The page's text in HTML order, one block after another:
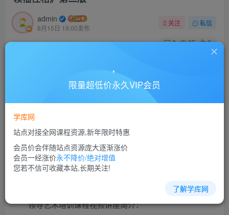
admin
8月15日 19:00发布
关注 私信
0 35 0
此内容为付费资源，请付费后查看
10
立即购买
您当前未登录！建议登陆后购买，可保存购买订单
领导艺术培训课程视频讲座简介：
限量超低价永久VIP会员
学库网
站点对接全网课程资源,新年限时特惠
会员价会伴随站点资源庞大逐渐涨价
会员一经涨价永不降价/绝对增值
您若不信可收藏本站,长期关注!
了解学库网